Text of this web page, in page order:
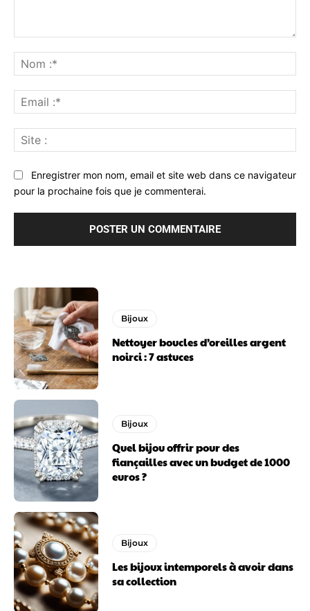
:*
:*
:
Enregistrer mon nom, email et site web dans ce navigateur
pour la prochaine fois que je commenterai.
Bijoux
Nettoyer boucles d’oreilles argent
noirci : 7 astuces
Bijoux
Quel bijou offrir pour des
fiançailles avec un budget de 1000
euros ?
Bijoux
Les bijoux intemporels à avoir dans
sa collection